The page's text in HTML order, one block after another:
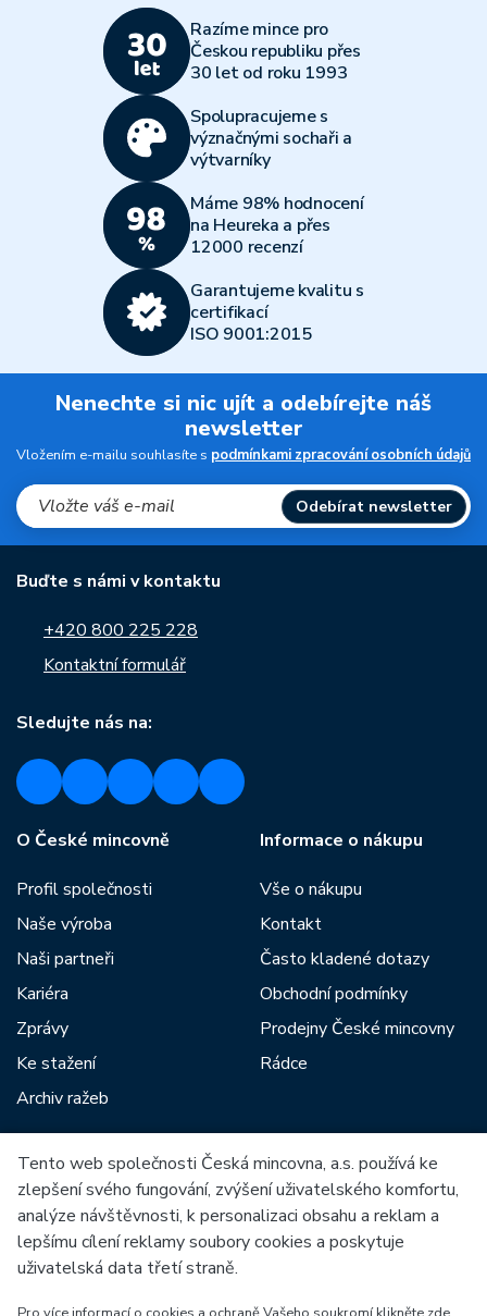
Razíme mince pro
Českou republiku přes
30 let od roku 1993
Spolupracujeme s
význačnými sochaři a
výtvarníky
Máme 98% hodnocení
na Heureka a přes
12000 recenzí
Garantujeme kvalitu s
certifikací
ISO 9001:2015
Nenechte si nic ujít a odebírejte náš
newsletter
Vložením e-mailu souhlasíte s podmínkami zpracování osobních údajů
Odebírat newsletter
Buďte s námi v kontaktu
+420 800 225 228
Kontaktní formulář
Sledujte nás na:
O České mincovně
Profil společnosti
Naše výroba
Naši partneři
Kariéra
Zprávy
Ke stažení
Archiv ražeb
Informace o nákupu
Vše o nákupu
Kontakt
Často kladené dotazy
Obchodní podmínky
Prodejny České mincovny
Rádce
Mezi naše partnery patří:
Tento web společnosti Česká mincovna, a.s. používá ke
zlepšení svého fungování, zvýšení uživatelského komfortu,
analýze návštěvnosti, k personalizaci obsahu a reklam a
lepšímu cílení reklamy soubory cookies a poskytuje
uživatelská data třetí straně.